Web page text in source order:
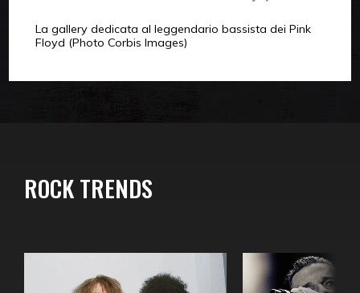
La gallery dedicata al leggendario bassista dei Pink
Floyd (Photo Corbis Images)
ROCK TRENDS